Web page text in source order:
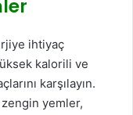
ihtiyaç
kalorili ve
karşılayın.
yemler,